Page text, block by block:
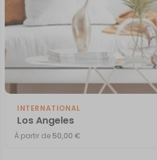
INTERNATIONAL
Los Angeles
À partir de 50,00 €